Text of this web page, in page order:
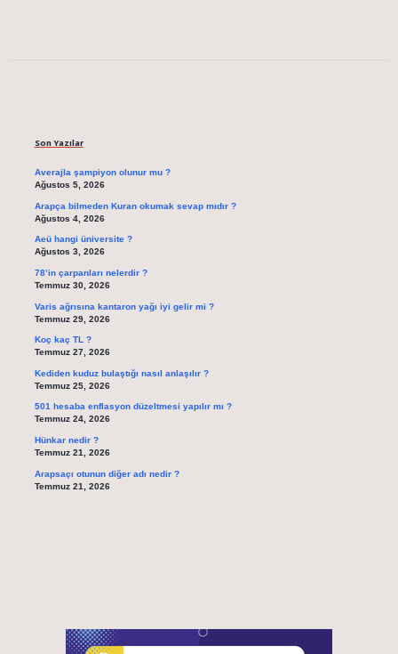
Son Yazılar
Averajla şampiyon olunur mu ?
Ağustos 5, 2026
Arapça bilmeden Kuran okumak sevap mıdır ?
Ağustos 4, 2026
Aeü hangi üniversite ?
Ağustos 3, 2026
78’in çarpanları nelerdir ?
Temmuz 30, 2026
Varis ağrısına kantaron yağı iyi gelir mi ?
Temmuz 29, 2026
Koç kaç TL ?
Temmuz 27, 2026
Kediden kuduz bulaştığı nasıl anlaşılır ?
Temmuz 25, 2026
501 hesaba enflasyon düzeltmesi yapılır mı ?
Temmuz 24, 2026
Hünkar nedir ?
Temmuz 21, 2026
Arapsaçı otunun diğer adı nedir ?
Temmuz 21, 2026